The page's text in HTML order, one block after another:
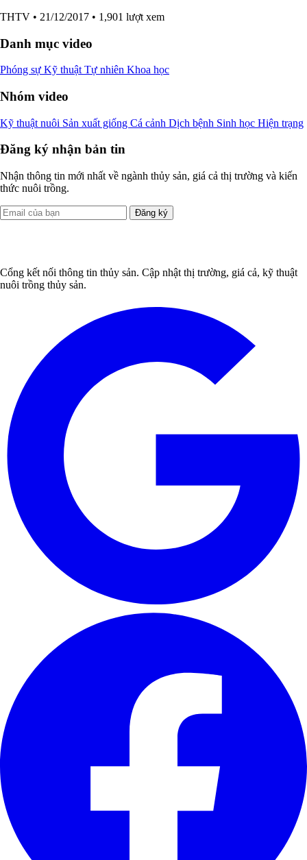
THTV • 21/12/2017 • 1,901 lượt xem
Danh mục video
Phóng sự Kỹ thuật Tự nhiên Khoa học
Nhóm video
Kỹ thuật nuôi Sản xuất giống Cá cảnh Dịch bệnh Sinh học Hiện trạng
Đăng ký nhận bản tin
Nhận thông tin mới nhất về ngành thủy sản, giá cả thị trường và kiến
thức nuôi trồng.
Đăng ký
Cổng kết nối thông tin thủy sản. Cập nhật thị trường, giá cả, kỹ thuật
nuôi trồng thủy sản.